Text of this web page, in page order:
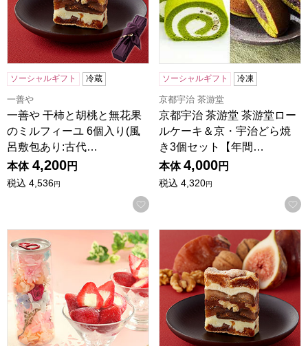
ソーシャルギフト 冷蔵
一善や
一善や 干柿と胡桃と無花果
のミルフィーユ 6個入り(風
呂敷包あり:古代…
本体 4,200円
税込 4,536円
お気に入りに登録する
ソーシャルギフト 冷凍
京都宇治 茶游堂
京都宇治 茶游堂 茶游堂ロー
ルケーキ＆京・宇治どら焼
き3個セット【年間…
本体 4,000円
税込 4,320円
プリザーブドセット「春摘み苺アイス」【年間ギフト】
一善や 干柿と胡桃と無花果